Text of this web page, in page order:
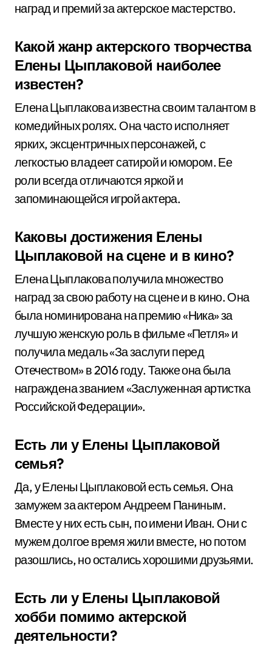
наград и премий за актерское мастерство.
Какой жанр актерского творчества
Елены Цыплаковой наиболее
известен?
Елена Цыплакова известна своим талантом в
комедийных ролях. Она часто исполняет
ярких, эксцентричных персонажей, с
легкостью владеет сатирой и юмором. Ее
роли всегда отличаются яркой и
запоминающейся игрой актера.
Каковы достижения Елены
Цыплаковой на сцене и в кино?
Елена Цыплакова получила множество
наград за свою работу на сцене и в кино. Она
была номинирована на премию «Ника» за
лучшую женскую роль в фильме «Петля» и
получила медаль «За заслуги перед
Отечеством» в 2016 году. Также она была
награждена званием «Заслуженная артистка
Российской Федерации».
Есть ли у Елены Цыплаковой
семья?
Да, у Елены Цыплаковой есть семья. Она
замужем за актером Андреем Паниным.
Вместе у них есть сын, по имени Иван. Они с
мужем долгое время жили вместе, но потом
разошлись, но остались хорошими друзьями.
Есть ли у Елены Цыплаковой
хобби помимо актерской
деятельности?